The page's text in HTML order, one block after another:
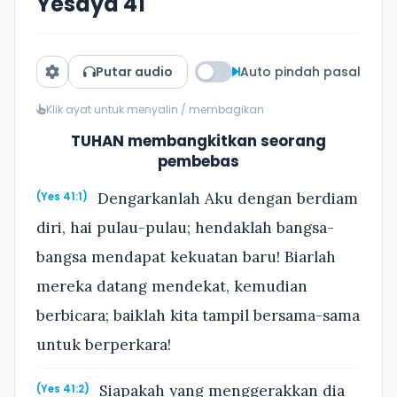
Putar audio Auto pindah pasal
Klik ayat untuk menyalin / membagikan
TUHAN membangkitkan seorang
pembebas
(Yes 41:1)
Dengarkanlah Aku dengan berdiam
diri, hai pulau-pulau; hendaklah bangsa-
bangsa mendapat kekuatan baru! Biarlah
mereka datang mendekat, kemudian
berbicara; baiklah kita tampil bersama-sama
untuk berperkara!
(Yes 41:2) Siapakah yang menggerakkan dia